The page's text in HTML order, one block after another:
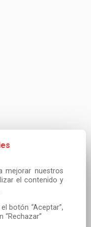
mejorar nuestros
el contenido y
botón “Aceptar”,